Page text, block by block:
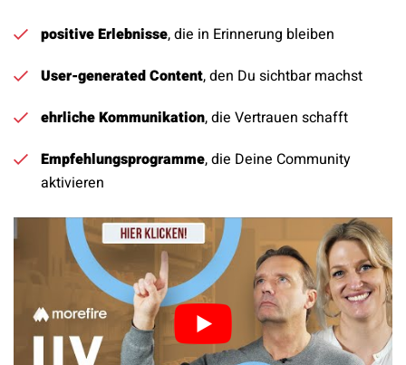
positive Erlebnisse, die in Erinnerung bleiben
User-generated Content, den Du sichtbar machst
ehrliche Kommunikation, die Vertrauen schafft
Empfehlungsprogramme, die Deine Community
aktivieren